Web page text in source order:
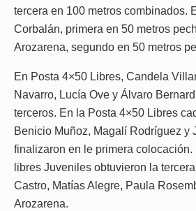
tercera en 100 metros combinados.
Corbalán, primera en 50 metros
Arozarena, segundo en 50 metros
En Posta 4×50 Libres, Candela
Navarro, Lucía Ove y Álvaro
terceros. En la Posta 4×50 Libres
Benicio Muñoz, Magalí Rodríguez y
finalizaron en le primera colocación.
libres Juveniles obtuvieron la
Castro, Matías Alegre, Paula
Arozarena.